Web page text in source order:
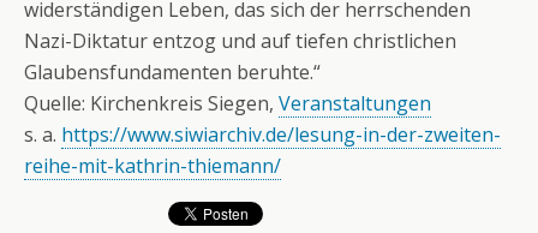
widerständigen Leben, das sich der herrschenden
Nazi-Diktatur entzog und auf tiefen christlichen
Glaubensfundamenten beruhte.“
Quelle: Kirchenkreis Siegen, Veranstaltungen
s. a. https://www.siwiarchiv.de/lesung-in-der-zweiten-
reihe-mit-kathrin-thiemann/